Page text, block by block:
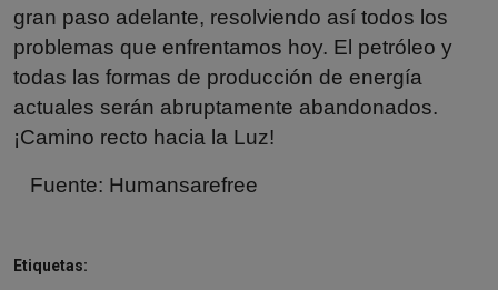
gran paso adelante, resolviendo así todos los
problemas que enfrentamos hoy. El petróleo y
todas las formas de producción de energía
actuales serán abruptamente abandonados.
¡Camino recto hacia la Luz!
Fuente: Humansarefree
Etiquetas: